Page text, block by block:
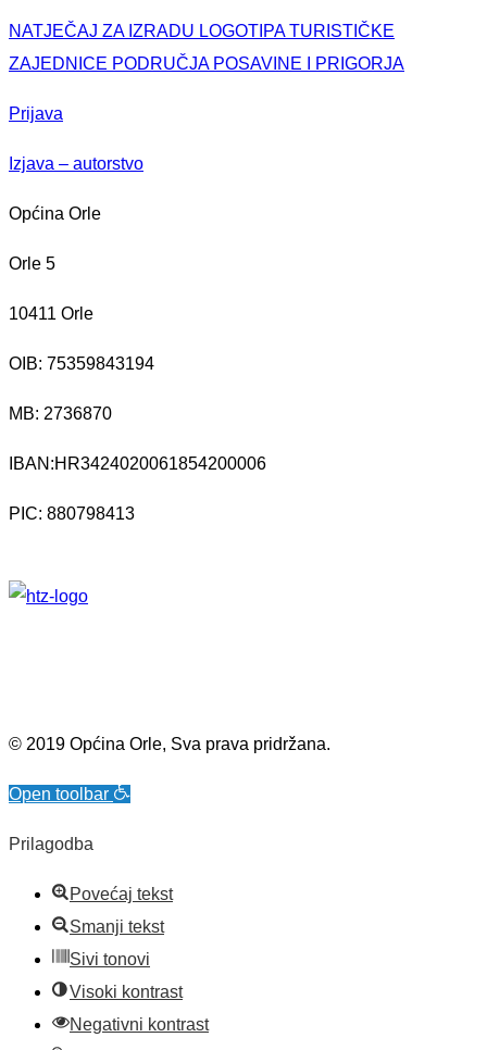
NATJEČAJ ZA IZRADU LOGOTIPA TURISTIČKE
ZAJEDNICE PODRUČJA POSAVINE I PRIGORJA
Prijava
Izjava – autorstvo
Općina Orle
Orle 5
10411 Orle
OIB: 75359843194
MB: 2736870
IBAN:HR3424020061854200006
PIC: 880798413
© 2019 Općina Orle, Sva prava pridržana.
Open toolbar
Prilagodba
Povećaj tekst
Smanji tekst
Sivi tonovi
Visoki kontrast
Negativni kontrast